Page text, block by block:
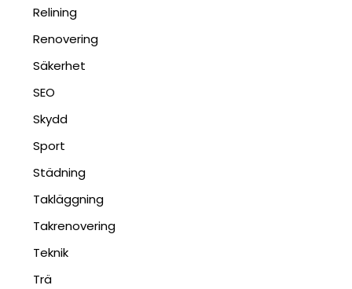
Relining
Renovering
Säkerhet
SEO
Skydd
Sport
Städning
Takläggning
Takrenovering
Teknik
Trä